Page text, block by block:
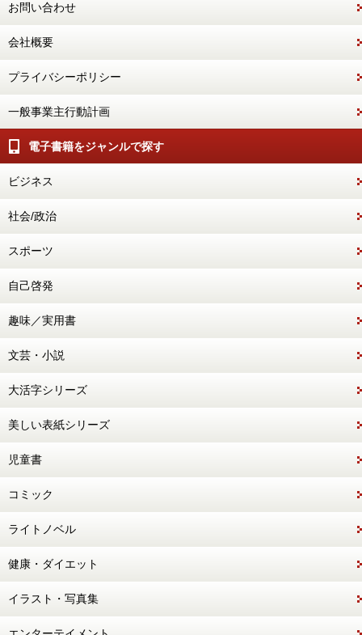
お問い合わせ
会社概要
プライバシーポリシー
一般事業主行動計画
電子書籍をジャンルで探す
ビジネス
社会/政治
スポーツ
自己啓発
趣味／実用書
文芸・小説
大活字シリーズ
美しい表紙シリーズ
児童書
コミック
ライトノベル
健康・ダイエット
イラスト・写真集